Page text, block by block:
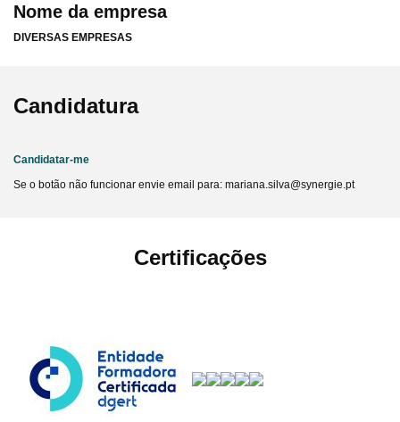
Nome da empresa
DIVERSAS EMPRESAS
Candidatura
Candidatar-me
Se o botão não funcionar envie email para: mariana.silva@synergie.pt
Certificações